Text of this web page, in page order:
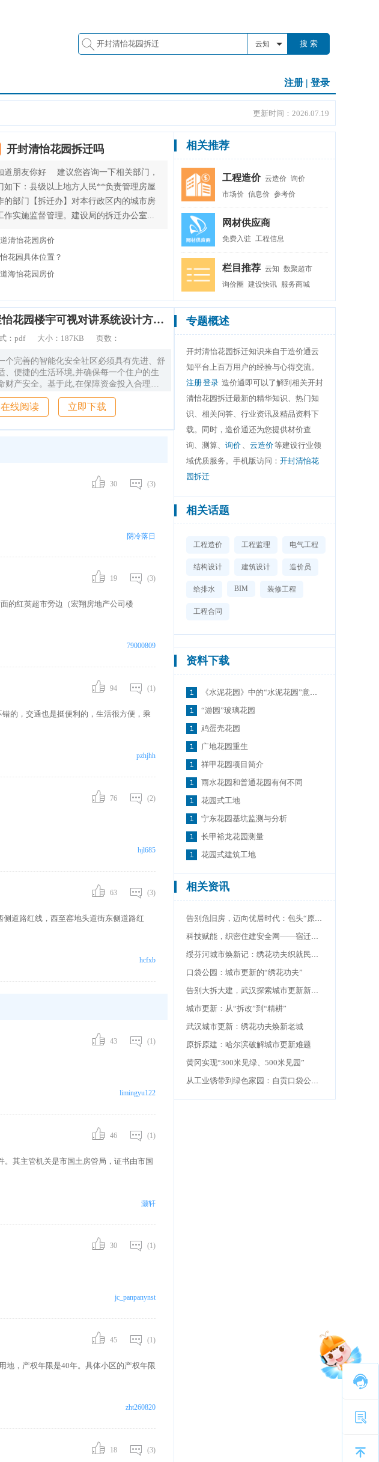
云知 搜 索
注册 | 登录
更新时间：2026.07.19
开封清怡花园拆迁吗
道朋友你好 建议您咨询一下相关部门，
如下：县级以上地方人民**负责管理房屋
的部门【拆迁办】对本行政区内的城市房
作实施监督管理。建设局的拆迁办公室...
清怡花园房价
花园具体位置？
海怡花园房价
相关推荐
工程造价 云造价 询价
市场价 信息价 参考价
网材供应商
免费入驻 工程信息
栏目推荐 云知 数聚超市
询价圈
建设快讯 服务商城
聚怡花园楼宇可视对讲系统设计方案探析
： pdf 大小： 187KB 页数：
个完善的智能化安全社区必须具有先进、舒
、便捷的生活环境,并确保每一个住户的生
财产安全。基于此,在保障资金投入合理的
提下,设计了一个可视对讲系统,以期对加强
小区安全管理、方便住户起到积极的作用。
在线阅读 立即下载
(3)
30
阴冷落日
(3)
19
的红英超市旁边（宏翔房地产公司楼
79000809
(1)
94
的，交通也是挺便利的，生活很方便，乘
pzhjhh
(2)
76
hjl685
(3)
63
道路红线，西至窑地头道街东侧道路红
hcfxb
(1)
43
limingyu122
(1)
46
其主管机关是市国土房管局，证书由市国
灏轩
(1)
30
jc_panpanynst
(1)
45
地，产权年限是40年。具体小区的产权年限
zht260820
(3)
18
专题概述
开封清怡花园拆迁知识来自于造价通云
知平台上百万用户的经验与心得交流。
注册登录 造价通即可以了解到相关开封
清怡花园拆迁最新的精华知识、热门知
识、相关问答、行业资讯及精品资料下
载。同时，造价通还为您提供材价查
询、测算、 询价 、 云造价等建设行业领
域优质服务。手机版访问： 开封清怡花
园拆迁
相关话题
工程造价 工程监理 电气工程
结构设计 建筑设计 造价员
给排水 BIM 装修工程
工程合同
资料下载
《水泥花园》中的“水泥花园”意象研究
“游园”玻璃花园
鸡蛋壳花园
广地花园重生
祥甲花园项目简介
雨水花园和普通花园有何不同
花园式工地
宁东花园基坑监测与分析
长甲裕龙花园测量
花园式建筑工地
相关资讯
告别危旧房，迈向优居时代：包头“原拆原建”的焕新实践
科技赋能，织密住建安全网——宿迁创新路径
绥芬河城市焕新记：绣花功夫织就民生幸福图景
口袋公园：城市更新的“绣花功夫”
告别大拆大建，武汉探索城市更新新路径
城市更新：从“拆改”到“精耕”
武汉城市更新：绣花功夫焕新老城
原拆原建：哈尔滨破解城市更新难题
黄冈实现“300米见绿、500米见园”
从工业锈带到绿色家园：自贡口袋公园样本